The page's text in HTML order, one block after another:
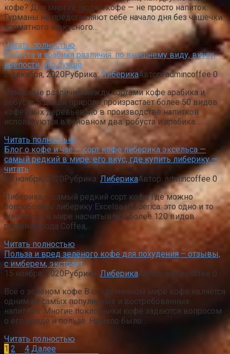
кофе? Для многих людей кофе — не просто напиток.
Гурманы не представляют себе начало дня без чашечки
ароматного и вкусного…
Читать полностью
Робуста и арабика различия: по внешнему виду, вкусу,
крепости, что лучше
2 декабря, 2020Рубрика: ЛиберикаАвтор: admincoffee 0
Основные различия между сортами кофе арабика и
робуста В дикой природе произрастает более 50 видов
кофейных деревьев, но в производстве напитков
используются в основном два: робуста и арабика….
Читать полностью
Блог о кофе и чае — сорт кофе либерика эксельса —
самый редкий в мире, его вкус, где купить либерику —
читать
19 ноября, 2020Рубрика: ЛиберикаАвтор: admincoffee 0
Либерика — самый редкий сорт кофе Где можно
попробовать либерику Excelsa и Liberica: это одно и то
же? Всего в мире насчитывают более 120 видов
растений рода Coffea,…
Читать полностью
Польза и вред зелёного кофе для похудения – отзывы,
с имберем, экстракт
15 ноября, 2020Рубрика: ЛиберикаАвтор: admincoffee 0
Всё о зелёном кофе В современном мире кофе является
одним из самых популярных и востребованных
напитков. Многие поклонники кофе задаются вопросом
о его вреде и пользе. Немало было…
Читать полностью
Пагинация
1 2 … 4 Далее